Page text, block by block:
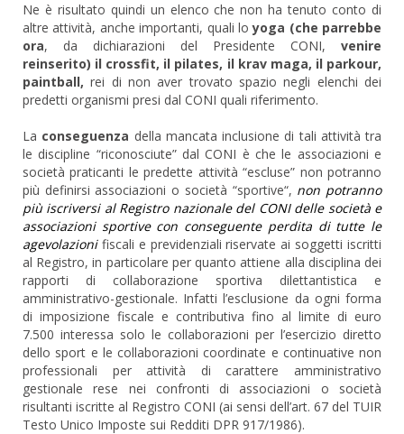
Ne è risultato quindi un elenco che non ha tenuto conto di
altre attività, anche importanti, quali loyoga (che parrebbe
ora, da dichiarazioni del Presidente CONI, venire
reinserito) il crossfit, il pilates, il krav maga, il parkour,
paintball, rei di non aver trovato spazio negli elenchi dei
predetti organismi presi dal CONI quali riferimento.
La conseguenza della mancata inclusione di tali attività tra
le discipline “riconosciute” dal CONI è che le associazioni e
società praticanti le predette attività “escluse” non potranno
più definirsi associazioni o società “sportive“, non potranno
più iscriversi al Registro nazionale del CONI delle società e
associazioni sportive con conseguente perdita di tutte le
agevolazionifiscali e previdenziali riservate ai soggetti iscritti
al Registro, in particolare per quanto attiene alla disciplina dei
rapporti di collaborazione sportiva dilettantistica e
amministrativo-gestionale. Infatti l’esclusione da ogni forma
di imposizione fiscale e contributiva fino al limite di euro
7.500 interessa solo le collaborazioni per l’esercizio diretto
dello sport e le collaborazioni coordinate e continuative non
professionali per attività di carattere amministrativo
gestionale rese nei confronti di associazioni o società
risultanti iscritte al Registro CONI (ai sensi dell’art. 67 del TUIR
Testo Unico Imposte sui Redditi DPR 917/1986).